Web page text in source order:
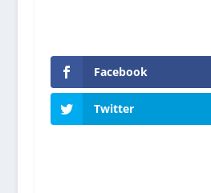
Facebook
Twitter